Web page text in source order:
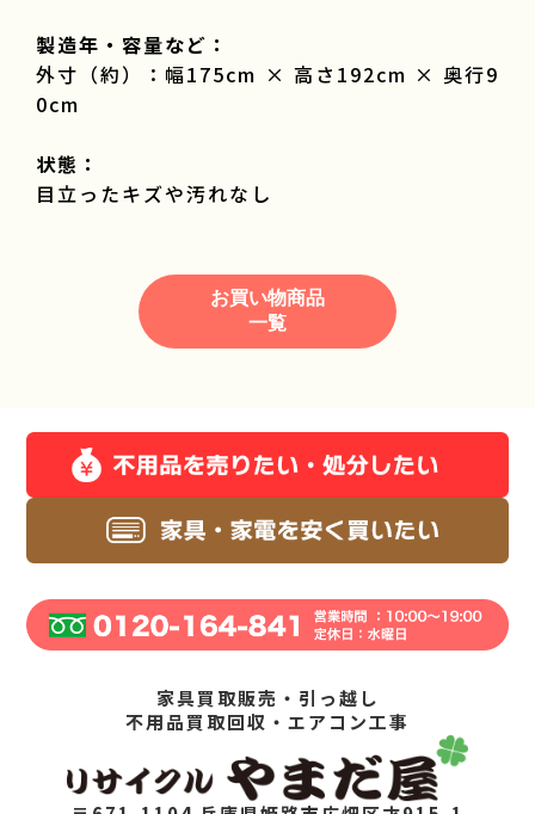
製造年・容量など：
外寸（約）：幅175cm × 高さ192cm × 奥行9
0cm
状態：
目立ったキズや汚れなし
お買い物商品
一覧
家具買取販売・引っ越し
不用品買取回収・エアコン工事